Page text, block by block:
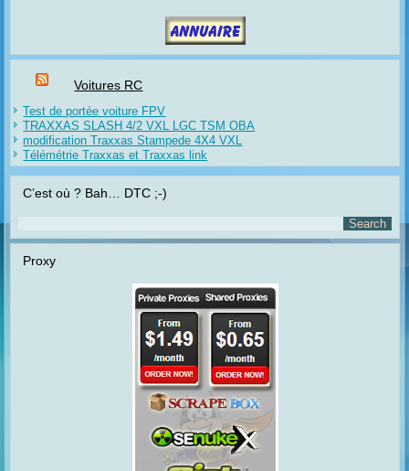
Voitures RC
Test de portée voiture FPV
TRAXXAS SLASH 4/2 VXL LGC TSM OBA
modification Traxxas Stampede 4X4 VXL
Télémétrie Traxxas et Traxxas link
C’est où ? Bah… DTC ;-)
Proxy